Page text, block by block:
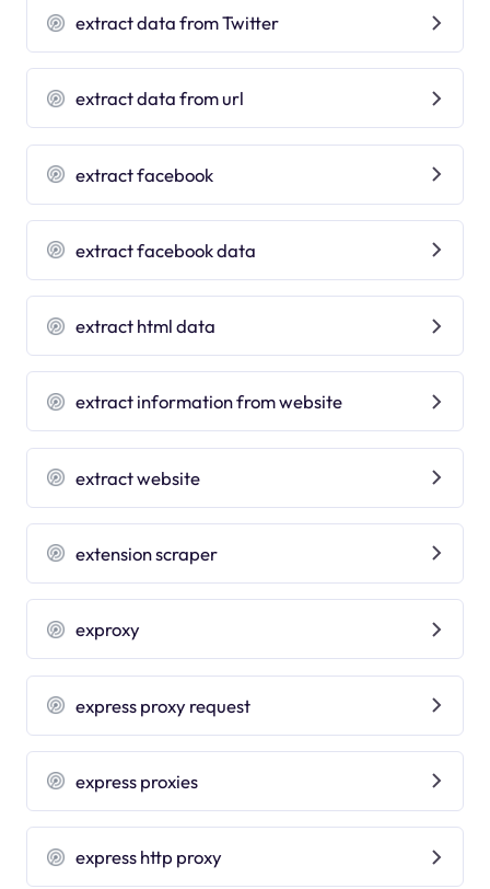
extract data from Twitter
extract data from url
extract facebook
extract facebook data
extract html data
extract information from website
extract website
extension scraper
exproxy
express proxy request
express proxies
express http proxy